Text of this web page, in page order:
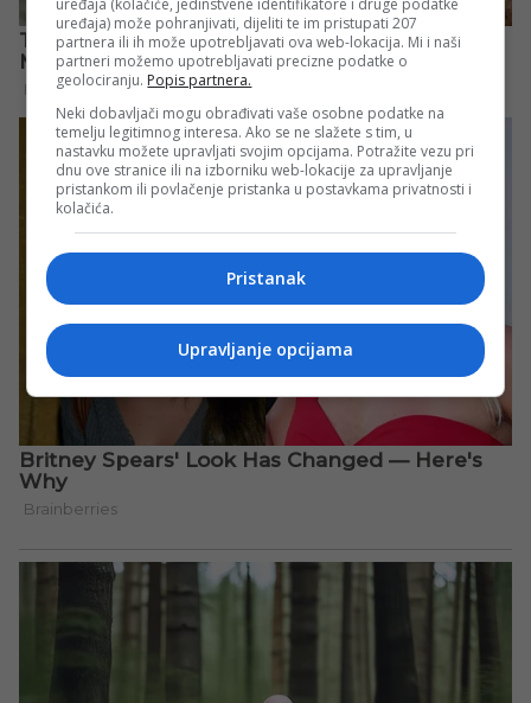
uređaja) može pohranjivati, dijeliti te im pristupati 207
partnera ili ih može upotrebljavati ova web-lokacija. Mi i naši
partneri možemo upotrebljavati precizne podatke o
geolociranju. Popis partnera.
Neki dobavljači mogu obrađivati vaše osobne podatke na
temelju legitimnog interesa. Ako se ne slažete s tim, u
nastavku možete upravljati svojim opcijama. Potražite vezu pri
dnu ove stranice ili na izborniku web-lokacije za upravljanje
pristankom ili povlačenje pristanka u postavkama privatnosti i
kolačića.
Pristanak
Upravljanje opcijama